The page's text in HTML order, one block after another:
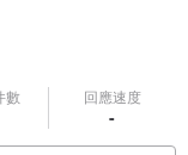
數 回應速度
-